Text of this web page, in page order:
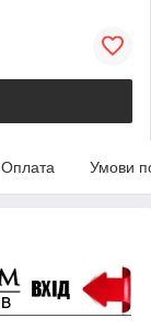
Оплата Умови